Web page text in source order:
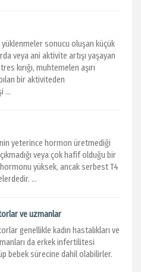
yüklenmeler sonucu oluşan küçük
veya ani aktivite artışı yaşayan
kırığı, muhtemelen aşırı
bir aktiviteden
...
yeterince hormon üretmediği
veya çok hafif olduğu bir
yüksek, ancak serbest T4
...
ve uzmanlar
genellikle kadın hastalıkları ve
da erkek infertilitesi
bebek sürecine dahil olabilirler.